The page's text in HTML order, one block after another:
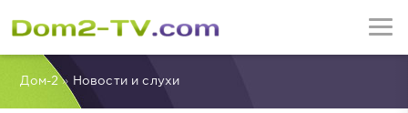
Дом-2» Новости и слухи